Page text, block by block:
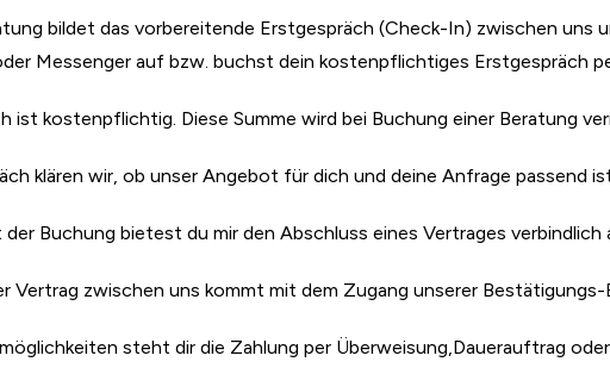
bildet das vorbereitende Erstgespräch (Check-In) zwischen
Messenger auf bzw. buchst dein kostenpflichtiges Erstgespräch
ist kostenpflichtig. Diese Summe wird bei Buchung einer Beratung
klären wir, ob unser Angebot für dich und deine Anfrage passend
Buchung bietest du mir den Abschluss eines Vertrages verbindlich
Vertrag zwischen uns kommt mit dem Zugang unserer Bestätigungs-
steht dir die Zahlung per Überweisung,Dauerauftrag